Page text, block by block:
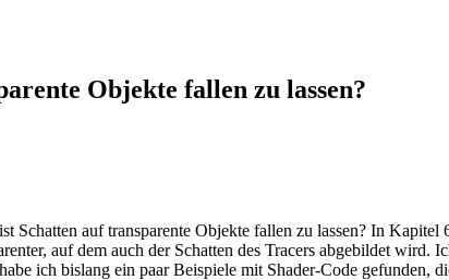
Objekte fallen zu lassen?
Schatten auf transparente Objekte fallen zu lassen? In
auf dem auch der Schatten des Tracers abgebildet
ich bislang ein paar Beispiele mit Shader-Code gefunden,